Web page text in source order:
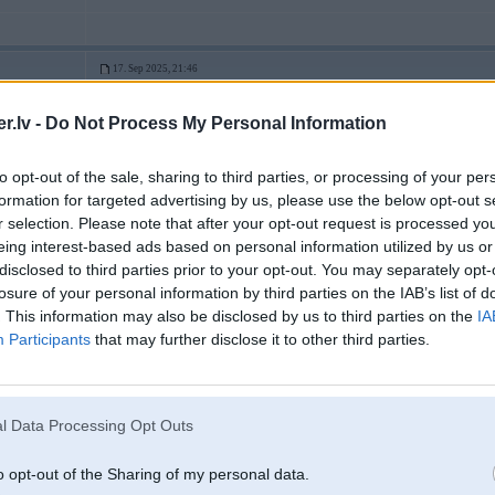
- Do Not Process My Personal Information
opt-out of the sale, sharing to third parties, or processing of your
for targeted advertising by us, please use the below opt-out
selection. Please note that after your opt-out request is processed
interest-based ads based on personal information utilized by us
to third parties prior to your opt-out. You may separately
of your personal information by third parties on the IAB’s list of
This information may also be disclosed by us to third parties on the
Participants that may further disclose it to other third parties.
Data Processing Opt Outs
opt-out of the Sharing of my personal data.
17. Sep 2025, 21:46
Iesākumā pārbaudi, vai IHKA aizmugurē visi konektori ir līdz galam
tiešo.
Pārbaudi panelītim spraudņus vēlreiz. Pat, ja izskatās, ka ir iekšā,